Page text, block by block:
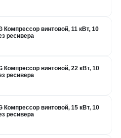
Компрессор винтовой, 11 кВт, 10
ресивера
Компрессор винтовой, 22 кВт, 10
ресивера
Компрессор винтовой, 15 кВт, 10
ресивера